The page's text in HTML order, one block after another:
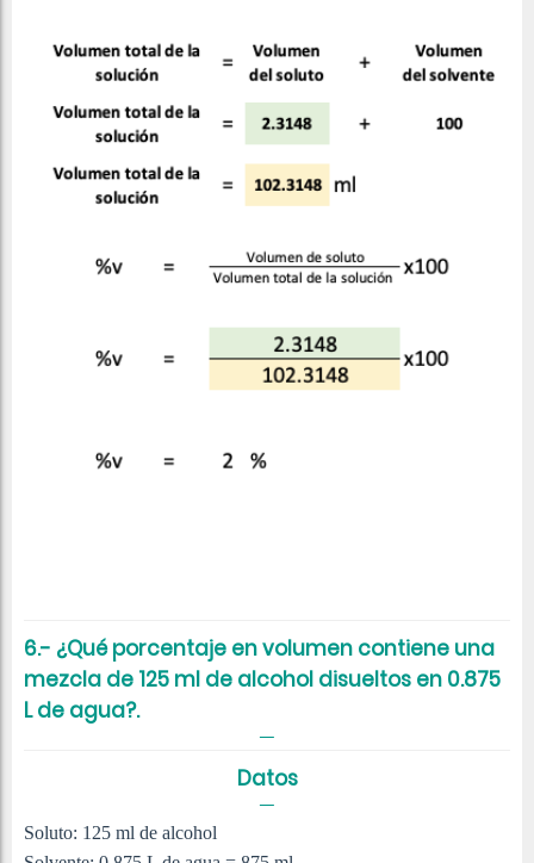
6.- ¿Qué porcentaje en volumen contiene una
mezcla de 125 ml de alcohol disueltos en 0.875
L de agua?.
Datos
Soluto: 125 ml de alcohol